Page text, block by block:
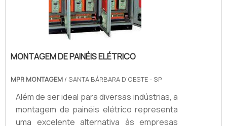
eles o PDV, (Ponto de Venda) onde .
MONTAGEM DE PAINÉIS ELÉTRICO
MPR MONTAGEM / SANTA BÁRBARA D'OESTE - SP
Além de ser ideal para diversas indústrias, a
montagem de painéis elétrico representa
uma excelente alternativa às empresas